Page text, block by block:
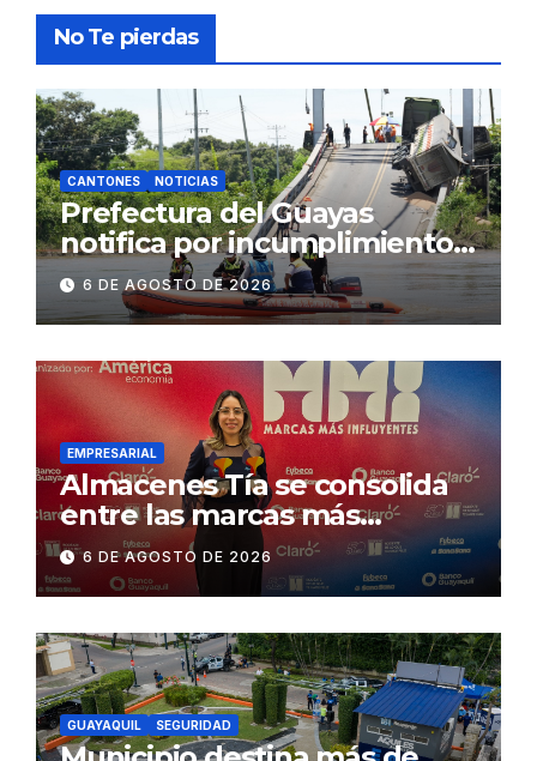
No Te pierdas
CANTONES NOTICIAS
Prefectura del Guayas
notifica por incumplimiento
contractual a la
Concesionaria CONORTE y
exige celeridad en
desmontaje del puente
Gonzalo Icaza Cornejo, en
Daule
6 DE AGOSTO DE 2026
EMPRESARIAL
Almacenes Tía se consolida
entre las marcas más
influyentes del Ecuador
6 DE AGOSTO DE 2026
GUAYAQUIL SEGURIDAD